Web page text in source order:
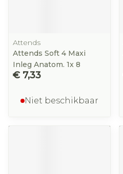
Attends
Attends Soft 4 Maxi
Inleg Anatom. 1x 8
€ 7,33
Niet beschikbaar